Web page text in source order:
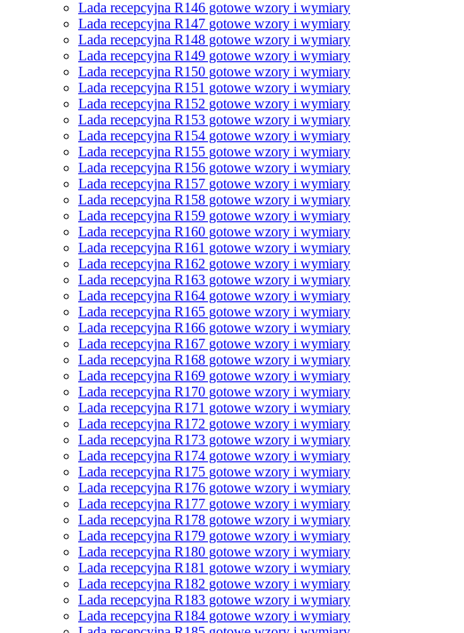
Lada recepcyjna R146 gotowe wzory i wymiary
Lada recepcyjna R147 gotowe wzory i wymiary
Lada recepcyjna R148 gotowe wzory i wymiary
Lada recepcyjna R149 gotowe wzory i wymiary
Lada recepcyjna R150 gotowe wzory i wymiary
Lada recepcyjna R151 gotowe wzory i wymiary
Lada recepcyjna R152 gotowe wzory i wymiary
Lada recepcyjna R153 gotowe wzory i wymiary
Lada recepcyjna R154 gotowe wzory i wymiary
Lada recepcyjna R155 gotowe wzory i wymiary
Lada recepcyjna R156 gotowe wzory i wymiary
Lada recepcyjna R157 gotowe wzory i wymiary
Lada recepcyjna R158 gotowe wzory i wymiary
Lada recepcyjna R159 gotowe wzory i wymiary
Lada recepcyjna R160 gotowe wzory i wymiary
Lada recepcyjna R161 gotowe wzory i wymiary
Lada recepcyjna R162 gotowe wzory i wymiary
Lada recepcyjna R163 gotowe wzory i wymiary
Lada recepcyjna R164 gotowe wzory i wymiary
Lada recepcyjna R165 gotowe wzory i wymiary
Lada recepcyjna R166 gotowe wzory i wymiary
Lada recepcyjna R167 gotowe wzory i wymiary
Lada recepcyjna R168 gotowe wzory i wymiary
Lada recepcyjna R169 gotowe wzory i wymiary
Lada recepcyjna R170 gotowe wzory i wymiary
Lada recepcyjna R171 gotowe wzory i wymiary
Lada recepcyjna R172 gotowe wzory i wymiary
Lada recepcyjna R173 gotowe wzory i wymiary
Lada recepcyjna R174 gotowe wzory i wymiary
Lada recepcyjna R175 gotowe wzory i wymiary
Lada recepcyjna R176 gotowe wzory i wymiary
Lada recepcyjna R177 gotowe wzory i wymiary
Lada recepcyjna R178 gotowe wzory i wymiary
Lada recepcyjna R179 gotowe wzory i wymiary
Lada recepcyjna R180 gotowe wzory i wymiary
Lada recepcyjna R181 gotowe wzory i wymiary
Lada recepcyjna R182 gotowe wzory i wymiary
Lada recepcyjna R183 gotowe wzory i wymiary
Lada recepcyjna R184 gotowe wzory i wymiary